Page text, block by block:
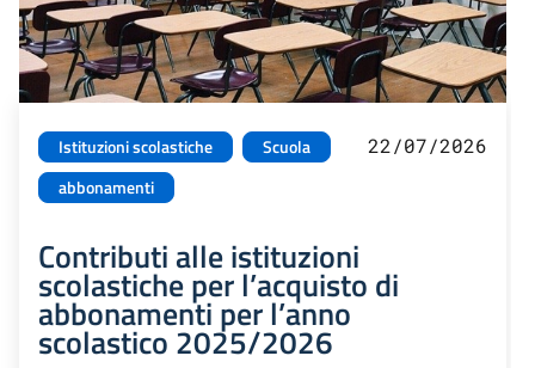
Istituzioni scolastiche
Scuola
abbonamenti
22/07/2026
Contributi alle istituzioni
scolastiche per l’acquisto di
abbonamenti per l’anno
scolastico 2025/2026